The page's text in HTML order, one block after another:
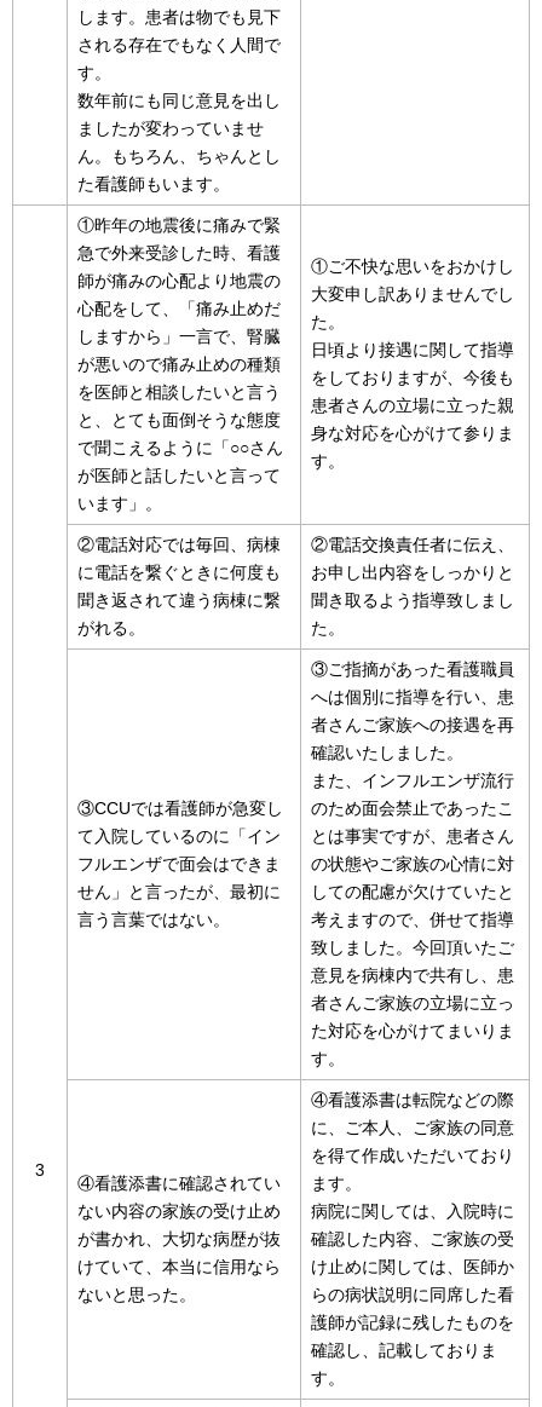
します。患者は物でも見下
される存在でもなく人間で
す。
数年前にも同じ意見を出し
ましたが変わっていませ
ん。もちろん、ちゃんとし
た看護師もいます。
3
①昨年の地震後に痛みで緊
急で外来受診した時、看護
師が痛みの心配より地震の
心配をして、「痛み止めだ
しますから」一言で、腎臓
が悪いので痛み止めの種類
を医師と相談したいと言う
と、とても面倒そうな態度
で聞こえるように「○○さん
が医師と話したいと言って
います」。
①ご不快な思いをおかけし
大変申し訳ありませんでし
た。
日頃より接遇に関して指導
をしておりますが、今後も
患者さんの立場に立った親
身な対応を心がけて参りま
す。
②電話対応では毎回、病棟
に電話を繋ぐときに何度も
聞き返されて違う病棟に繋
がれる。
②電話交換責任者に伝え、
お申し出内容をしっかりと
聞き取るよう指導致しまし
た。
③CCUでは看護師が急変し
て入院しているのに「イン
フルエンザで面会はできま
せん」と言ったが、最初に
言う言葉ではない。
③ご指摘があった看護職員
へは個別に指導を行い、患
者さんご家族への接遇を再
確認いたしました。
また、インフルエンザ流行
のため面会禁止であったこ
とは事実ですが、患者さん
の状態やご家族の心情に対
しての配慮が欠けていたと
考えますので、併せて指導
致しました。今回頂いたご
意見を病棟内で共有し、患
者さんご家族の立場に立っ
た対応を心がけてまいりま
す。
④看護添書に確認されてい
ない内容の家族の受け止め
が書かれ、大切な病歴が抜
けていて、本当に信用なら
ないと思った。
④看護添書は転院などの際
に、ご本人、ご家族の同意
を得て作成いただいており
ます。
病院に関しては、入院時に
確認した内容、ご家族の受
け止めに関しては、医師か
らの病状説明に同席した看
護師が記録に残したものを
確認し、記載しておりま
す。